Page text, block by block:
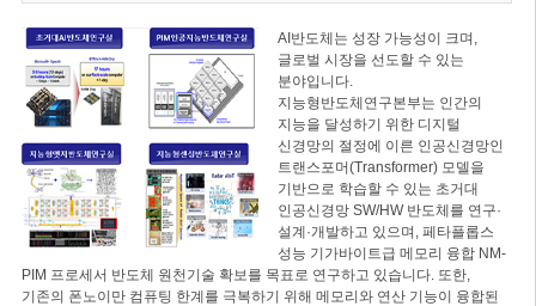
AI반도체는 성장 가능성이 크며,
글로벌 시장을 선도할 수 있는
분야입니다.
지능형반도체연구본부는 인간의
지능을 달성하기 위한 디지털
신경망의 절정에 이른 인공신경망인
트랜스포머(Transformer) 모델을
기반으로 학습할 수 있는 초거대
인공신경망 SW/HW 반도체를 연구·
설계·개발하고 있으며, 페타플롭스
성능 기가바이트급 메모리 융합 NM-
PIM 프로세서 반도체 원천기술 확보를 목표로 연구하고 있습니다. 또한,
기존의 폰노이만 컴퓨팅 한계를 극복하기 위해 메모리와 연산 기능이 융합된